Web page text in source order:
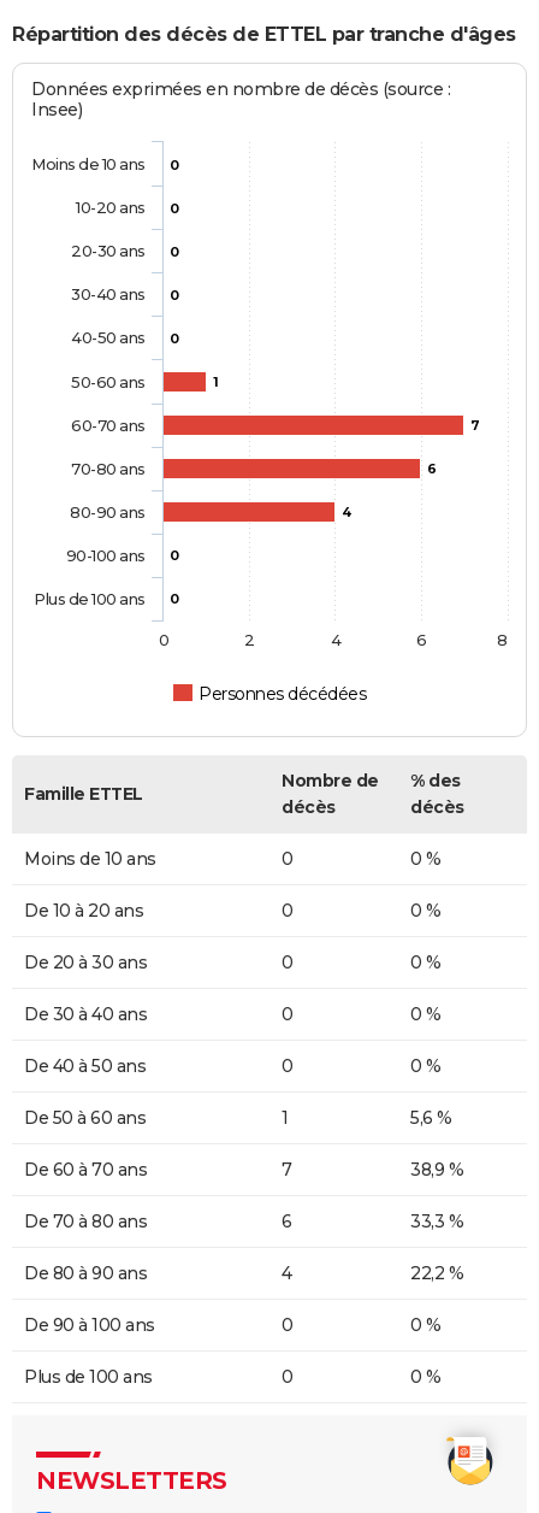
Répartition des décès de ETTEL par tranche d'âges
Données exprimées en nombre de décès (source :
Insee)
0
0
0
0
0
1
7
6
4
0
0
Personnes décédées
Moins de 10 ans
10-20 ans
20-30 ans
30-40 ans
40-50 ans
50-60 ans
60-70 ans
70-80 ans
80-90 ans
90-100 ans
Plus de 100 ans
0 2 4 6 8
Famille ETTEL
Nombre de
décès
% des
décès
Moins de 10 ans 0 0 %
De 10 à 20 ans 0 0 %
De 20 à 30 ans 0 0 %
De 30 à 40 ans 0 0 %
De 40 à 50 ans 0 0 %
De 50 à 60 ans 1 5,6 %
De 60 à 70 ans 7 38,9 %
De 70 à 80 ans 6 33,3 %
De 80 à 90 ans 4 22,2 %
De 90 à 100 ans 0 0 %
Plus de 100 ans 0 0 %
NEWSLETTERS